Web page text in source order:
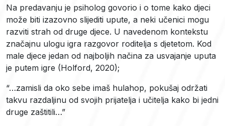
Na predavanju je psiholog govorio i o tome kako djeci
može biti izazovno slijediti upute, a neki učenici mogu
razviti strah od druge djece. U navedenom kontekstu
značajnu ulogu igra razgovor roditelja s djetetom. Kod
male djece jedan od najboljih načina za usvajanje uputa
je putem igre (Holford, 2020);
“…zamisli da oko sebe imaš hulahop, pokušaj održati
takvu razdaljinu od svojih prijatelja i učitelja kako bi jedni
druge zaštitili…”